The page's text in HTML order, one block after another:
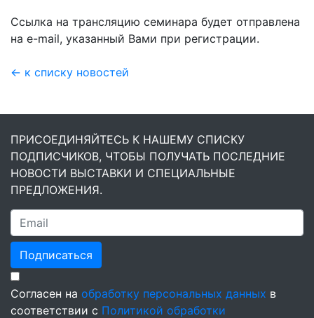
Ссылка на трансляцию семинара будет отправлена
на e-mail, указанный Вами при регистрации.
← к списку новостей
ПРИСОЕДИНЯЙТЕСЬ К НАШЕМУ СПИСКУ
ПОДПИСЧИКОВ, ЧТОБЫ ПОЛУЧАТЬ ПОСЛЕДНИЕ
НОВОСТИ ВЫСТАВКИ И СПЕЦИАЛЬНЫЕ
ПРЕДЛОЖЕНИЯ.
Подписаться
Согласен на обработку персональных данных в
соответствии с Политикой обработки